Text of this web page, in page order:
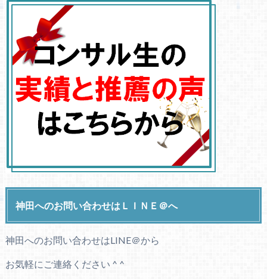
神田へのお問い合わせはＬＩＮＥ＠へ
神田へのお問い合わせはLINE＠から
お気軽にご連絡ください ^ ^